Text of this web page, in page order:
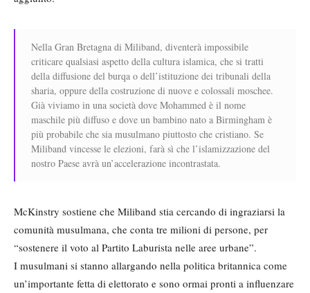
Nella Gran Bretagna di Miliband, diventerà impossibile
criticare qualsiasi aspetto della cultura islamica, che si tratti
della diffusione del burqa o dell’istituzione dei tribunali della
sharia, oppure della costruzione di nuove e colossali moschee.
Già viviamo in una società dove Mohammed è il nome
maschile più diffuso e dove un bambino nato a Birmingham è
più probabile che sia musulmano piuttosto che cristiano. Se
Miliband vincesse le elezioni, farà sì che l’islamizzazione del
nostro Paese avrà un’accelerazione incontrastata.
McKinstry sostiene che Miliband stia cercando di ingraziarsi la
comunità musulmana, che conta tre milioni di persone, per
“sostenere il voto al Partito Laburista nelle aree urbane”.
I musulmani si stanno allargando nella politica britannica come
un’importante fetta di elettorato e sono ormai pronti a influenzare